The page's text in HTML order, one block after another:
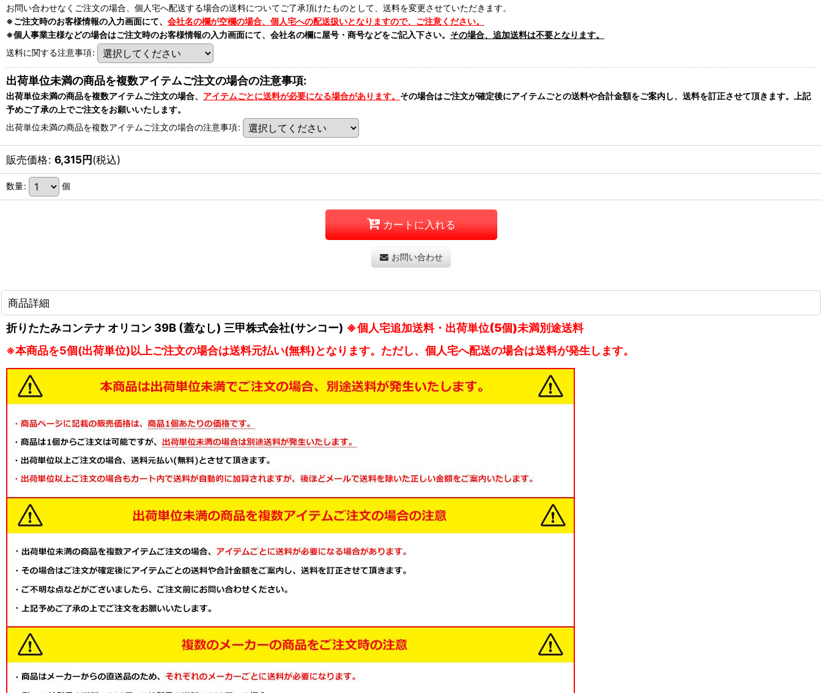
お問い合わせなくご注文の場合、個人宅へ配送する場合の送料についてご了承頂けたものとして、送料を変更させていただきます。
※ご注文時のお客様情報の入力画面にて、 会社名の欄が空欄の場合、個人宅への配送扱いとなりますので、ご注意ください。
※個人事業主様などの場合はご注文時のお客様情報の入力画面にて、会社名の欄に屋号・商号などをご記入下さい。 その場合、追加送料は不要となります。
送料に関する注意事項:
出荷単位未満の商品を複数アイテムご注文の場合の注意事項:
出荷単位未満の商品を複数アイテムご注文の場合、 アイテムごとに送料が必要になる場合があります。 その場合はご注文が確定後にアイテムごとの送料や合計金額をご案内し、送料を訂正させて頂きます。上記
予めご了承の上でご注文をお願いいたします。
出荷単位未満の商品を複数アイテムご注文の場合の注意事項:
販売価格: 6,315円(税込)
数量: 個
カートに入れる
お問い合わせ
商品詳細
折りたたみコンテナ オリコン 39B (蓋なし) 三甲株式会社(サンコー) ※個人宅追加送料・出荷単位(5個)未満別途送料
※本商品を5個(出荷単位)以上ご注文の場合は送料元払い(無料)となります。ただし、個人宅へ配送の場合は送料が発生します。